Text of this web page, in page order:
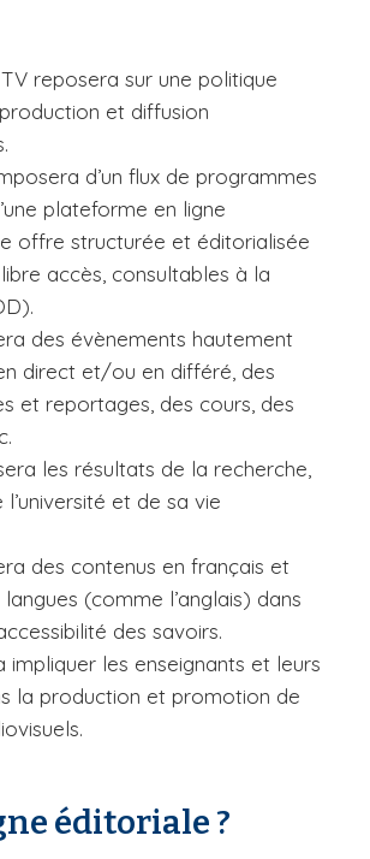
reposera sur une politique
et diffusion
d’un flux de programmes
plateforme en ligne
offre structurée et éditorialisée
accès, consultables à la
des évènements hautement
direct et/ou en différé, des
et reportages, des cours, des
les résultats de la recherche,
et de sa vie
des contenus en français et
langues (comme l’anglais) dans
des savoirs.
impliquer les enseignants et leurs
la production et promotion de
éditoriale ?